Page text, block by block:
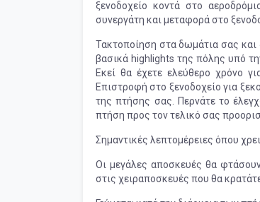
ξενοδοχείο κοντά στο
συνεργάτη και μεταφορά στο
Τακτοποίηση στα δωμάτια σας
βασικά highlights της πόλης υπό
Εκεί θα έχετε ελεύθερο χρόνο
Επιστροφή στο ξενοδοχείο για
της πτήσης σας. Περνάτε το
πτήση προς τον τελικό σας
Σημαντικές λεπτομέρειες όπου
Οι μεγάλες αποσκευές θα
στις χειραποσκευές που θα